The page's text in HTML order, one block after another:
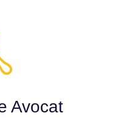
Avocat